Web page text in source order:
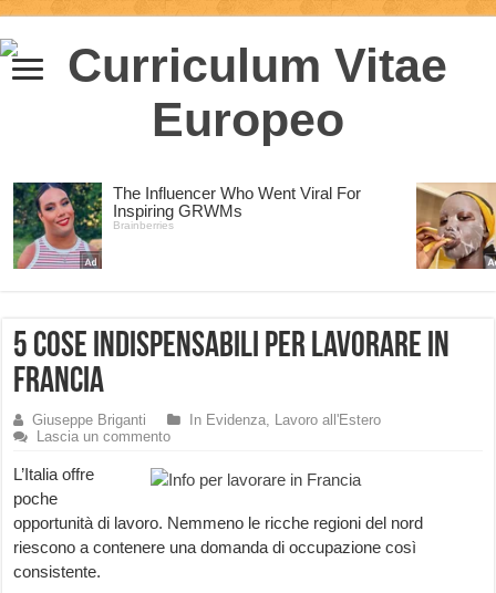
5 cose indispensabili per lavorare in
Francia
Giuseppe Briganti In Evidenza, Lavoro all'Estero
Lascia un commento
L’Italia offre
poche
opportunità di lavoro. Nemmeno le ricche regioni del nord
riescono a contenere una domanda di occupazione così
consistente.